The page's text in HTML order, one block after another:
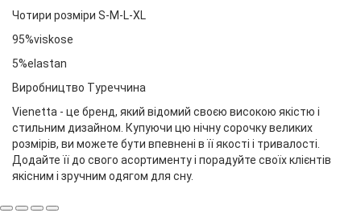
Чотири розміри S-M-L-XL
95%viskose
5%elastan
Виробництво Туреччина
Vienetta - це бренд, який відомий своєю високою якістю і
стильним дизайном. Купуючи цю нічну сорочку великих
розмірів, ви можете бути впевнені в її якості і тривалості.
Додайте її до свого асортименту і порадуйте своїх клієнтів
якісним і зручним одягом для сну.